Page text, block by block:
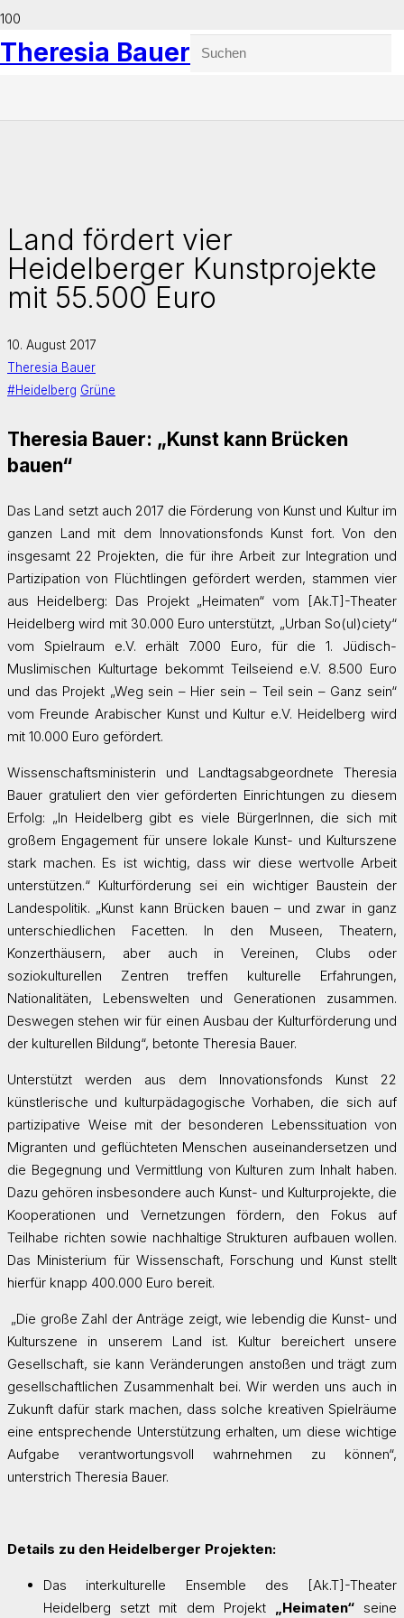
Theresia Bauer
Land fördert vier
Heidelberger Kunstprojekte
mit 55.500 Euro
10. August 2017
Theresia Bauer
#Heidelberg Grüne
Theresia Bauer: „Kunst kann Brücken
bauen“
Das Land setzt auch 2017 die Förderung von Kunst und Kultur im
ganzen Land mit dem Innovationsfonds Kunst fort. Von den
insgesamt 22 Projekten, die für ihre Arbeit zur Integration und
Partizipation von Flüchtlingen gefördert werden, stammen vier
aus Heidelberg: Das Projekt „Heimaten“ vom [Ak.T]-Theater
Heidelberg wird mit 30.000 Euro unterstützt, „Urban So(ul)ciety“
vom Spielraum e.V. erhält 7.000 Euro, für die 1. Jüdisch-
Muslimischen Kulturtage bekommt Teilseiend e.V. 8.500 Euro
und das Projekt „Weg sein – Hier sein – Teil sein – Ganz sein“
vom Freunde Arabischer Kunst und Kultur e.V. Heidelberg wird
mit 10.000 Euro gefördert.
Wissenschaftsministerin und Landtagsabgeordnete Theresia
Bauer gratuliert den vier geförderten Einrichtungen zu diesem
Erfolg: „In Heidelberg gibt es viele BürgerInnen, die sich mit
großem Engagement für unsere lokale Kunst- und Kulturszene
stark machen. Es ist wichtig, dass wir diese wertvolle Arbeit
unterstützen.“ Kulturförderung sei ein wichtiger Baustein der
Landespolitik. „Kunst kann Brücken bauen – und zwar in ganz
unterschiedlichen Facetten. In den Museen, Theatern,
Konzerthäusern, aber auch in Vereinen, Clubs oder
soziokulturellen Zentren treffen kulturelle Erfahrungen,
Nationalitäten, Lebenswelten und Generationen zusammen.
Deswegen stehen wir für einen Ausbau der Kulturförderung und
der kulturellen Bildung“, betonte Theresia Bauer.
Unterstützt werden aus dem Innovationsfonds Kunst 22
künstlerische und kulturpädagogische Vorhaben, die sich auf
partizipative Weise mit der besonderen Lebenssituation von
Migranten und geflüchteten Menschen auseinandersetzen und
die Begegnung und Vermittlung von Kulturen zum Inhalt haben.
Dazu gehören insbesondere auch Kunst- und Kulturprojekte, die
Kooperationen und Vernetzungen fördern, den Fokus auf
Teilhabe richten sowie nachhaltige Strukturen aufbauen wollen.
Das Ministerium für Wissenschaft, Forschung und Kunst stellt
hierfür knapp 400.000 Euro bereit.
„Die große Zahl der Anträge zeigt, wie lebendig die Kunst- und
Kulturszene in unserem Land ist. Kultur bereichert unsere
Gesellschaft, sie kann Veränderungen anstoßen und trägt zum
gesellschaftlichen Zusammenhalt bei. Wir werden uns auch in
Zukunft dafür stark machen, dass solche kreativen Spielräume
eine entsprechende Unterstützung erhalten, um diese wichtige
Aufgabe verantwortungsvoll wahrnehmen zu können“,
unterstrich Theresia Bauer.
Details zu den Heidelberger Projekten:
Das interkulturelle Ensemble des [Ak.T]-Theater
Heidelberg setzt mit dem Projekt „Heimaten“seine